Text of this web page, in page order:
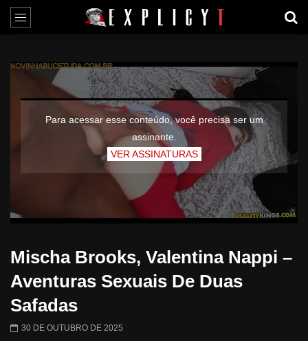
Para acessar esse conteúdo, você precisa ser um
assinante.
VER ASSINATURAS
Mischa Brooks, Valentina Nappi –
Aventuras Sexuais De Duas
Safadas
30 DE OUTUBRO DE 2025